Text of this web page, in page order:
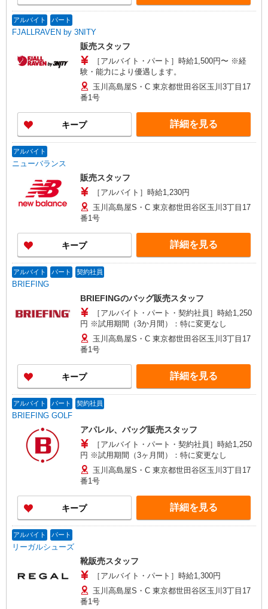
アルバイト パート
FJALLRAVEN by 3NITY
販売スタッフ
［アルバイト・パート］時給1,500円〜 ※経
験・能力により優遇します。
玉川高島屋S・C 東京都世田谷区玉川3丁目17
番1号
キープ 詳細を見る
アルバイト
ニューバランス
販売スタッフ
［アルバイト］時給1,230円
玉川高島屋S・C 東京都世田谷区玉川3丁目17
番1号
キープ 詳細を見る
アルバイト パート 契約社員
BRIEFING
BRIEFINGのバッグ販売スタッフ
［アルバイト・パート・契約社員］時給1,250
円 ※試用期間（3か月間）：特に変更なし
玉川高島屋S・C 東京都世田谷区玉川3丁目17
番1号
キープ 詳細を見る
アルバイト パート 契約社員
BRIEFING GOLF
アパレル、バッグ販売スタッフ
［アルバイト・パート・契約社員］時給1,250
円 ※試用期間（3ヶ月間）：特に変更なし
玉川高島屋S・C 東京都世田谷区玉川3丁目17
番1号
キープ 詳細を見る
アルバイト パート
リーガルシューズ
靴販売スタッフ
［アルバイト・パート］時給1,300円
玉川高島屋S・C 東京都世田谷区玉川3丁目17
番1号